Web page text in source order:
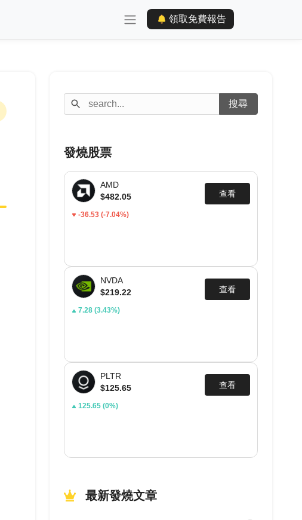
領取免費報告
發燒股票
AMD
$482.05
查看
-36.53 (-7.04%)
NVDA
$219.22
查看
7.28 (3.43%)
PLTR
$125.65
查看
125.65 (0%)
最新發燒文章